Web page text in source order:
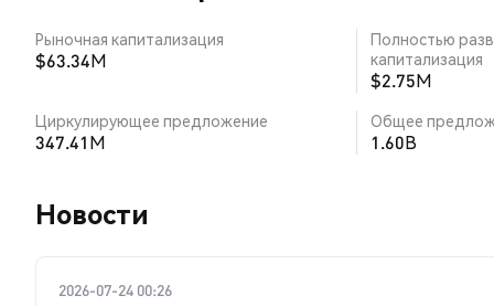
Рыночная капитализация
$63.34M
Полностью
капитализация
$2.75M
Циркулирующее предложение
347.41M
Общее
1.60B
Новости
2026-07-24 00:26